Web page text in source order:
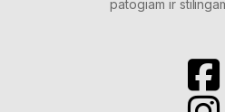
patogiam ir